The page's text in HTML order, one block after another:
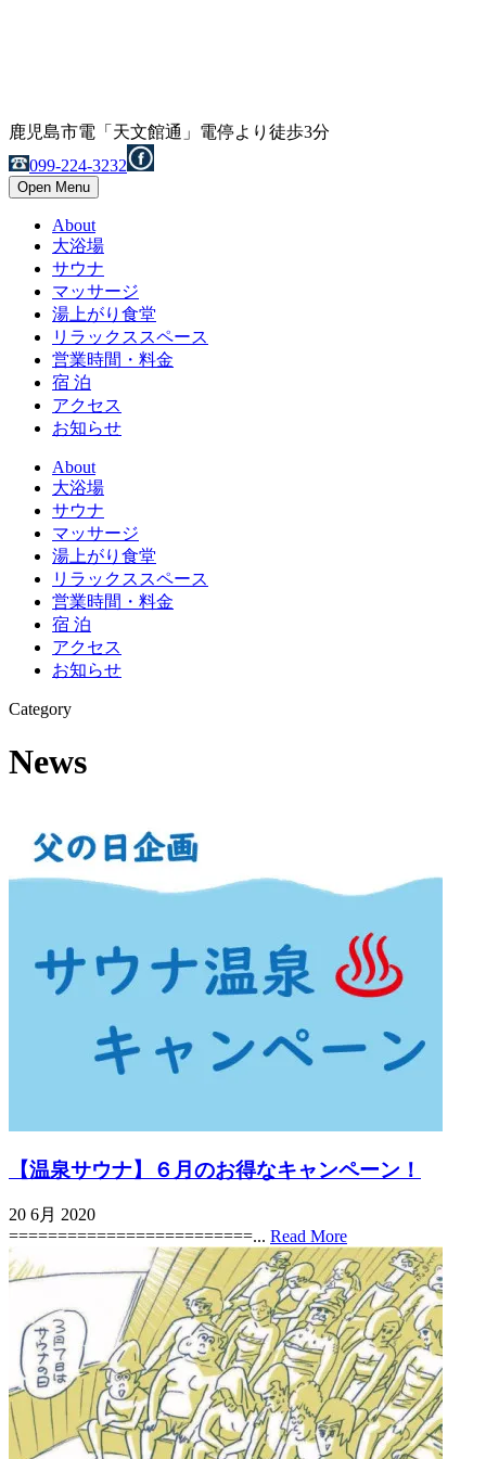
鹿児島市電「天文館通」電停より徒歩3分
099-224-3232
Open Menu
About
大浴場
サウナ
マッサージ
湯上がり食堂
リラックススペース
営業時間・料金
宿 泊
アクセス
お知らせ
About
大浴場
サウナ
マッサージ
湯上がり食堂
リラックススペース
営業時間・料金
宿 泊
アクセス
お知らせ
Category
News
【温泉サウナ】６月のお得なキャンペーン！
20 6月 2020
=========================... Read More